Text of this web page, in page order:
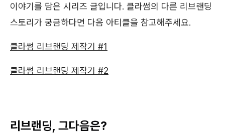
이야기를 담은 시리즈 글입니다. 클라썸의 다른 리브랜딩
스토리가 궁금하다면 다음 아티클을 참고해주세요.
클라썸 리브랜딩 제작기 #1
클라썸 리브랜딩 제작기 #2
리브랜딩, 그다음은?